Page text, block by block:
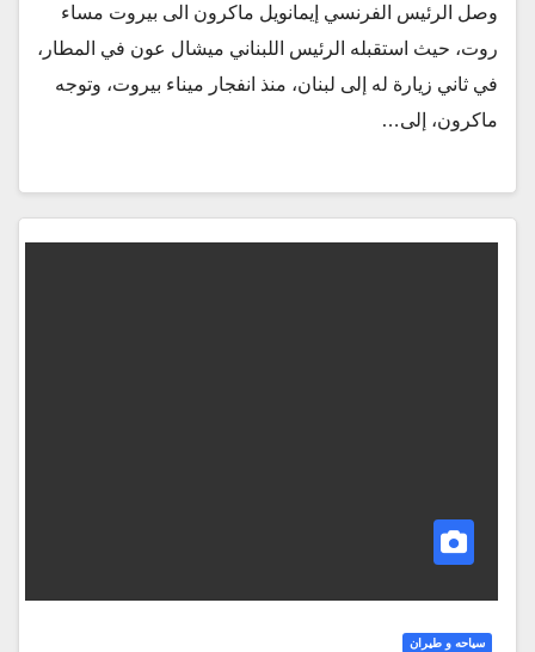
وصل الرئيس الفرنسي إيمانويل ماكرون الى بيروت مساء
روت، حيث استقبله الرئيس اللبناني ميشال عون في المطار،
في ثاني زيارة له إلى لبنان، منذ انفجار ميناء بيروت، وتوجه
ماكرون، إلى…
سياحه و طيران